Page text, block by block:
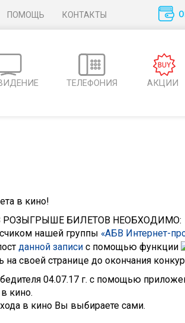
ПОМОЩЬ КОНТАКТЫ
ТЕЛЕФОНИЯ АКЦИИ
в кино!
РОЗЫГРЫШЕ БИЛЕТОВ НЕОБХОДИМО:
нашей группы «АБВ Интернет-
данной записи с помощью функции
на своей странице до окончания
04.07.17 г. с помощью
кино.
в кино Вы выбираете сами.